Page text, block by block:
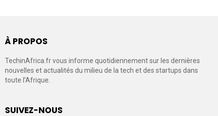
À PROPOS
TechinAfrica.fr vous informe quotidiennement sur les dernières
nouvelles et actualités du milieu de la tech et des startups dans
toute l’Afrique.
SUIVEZ-NOUS